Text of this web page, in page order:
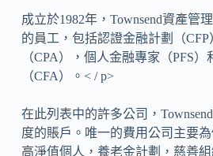
成立於1982年，Townsend資產管
的員工，包括認證金融計劃（
（CPA），個人金融專家（PFS
（CFA）。< / p>
在此列表中的許多公司，
度的賬戶。唯一的費用公司主要
高淨值個人，養老金計劃，慈善組